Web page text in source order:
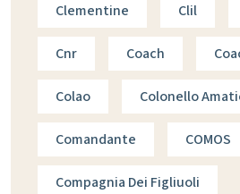
Clementine Clil
Cnr Coach
Colao Colonello
Comandante COMOS
Compagnia Dei Figliuoli